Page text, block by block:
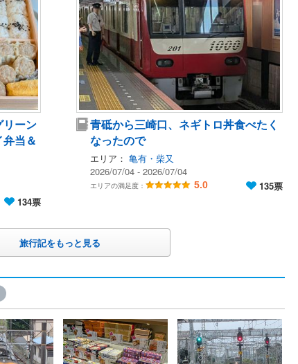
リーン
当＆
134票
青砥から三崎口、ネギトロ丼食べたく
なったので
エリア： 亀有・柴又
2026/07/04 - 2026/07/04
エリアの満足度： 5.0 135票
旅行記をもっと見る